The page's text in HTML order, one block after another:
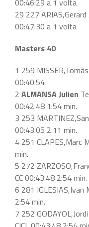
00:46:29 a 1 volta
29 227 ARIAS,Gerard
00:47:30 a 1 volta
Masters 40
1 259
00:40:54
2 ALMANSA Julien
00:42:48 1:54 min.
3 253
00:43:05 2:11 min.
4 251 CLAPES,Marc
min.
5 272
CC 00:43:48 2:54 min.
6 281 IGLESIAS,Ivan
2:54 min.
7 252